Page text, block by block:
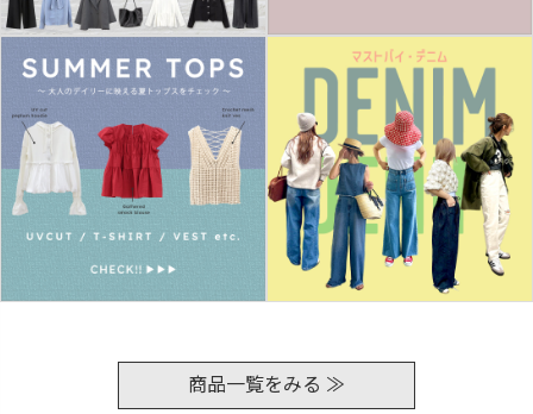
商品一覧をみる ≫